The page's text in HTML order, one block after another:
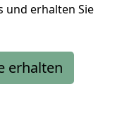
und erhalten Sie
erhalten